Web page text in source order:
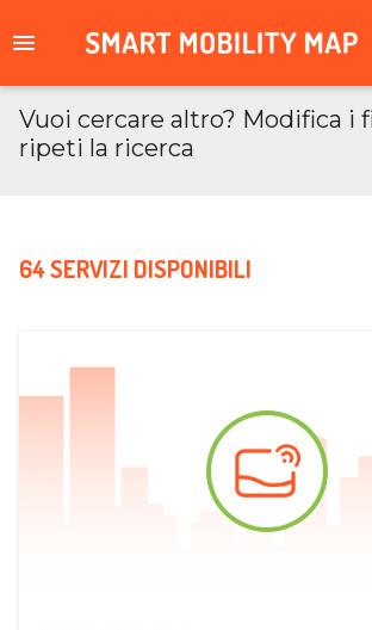
Vuoi cercare altro? Modifica i
ripeti la ricerca
64 SERVIZI DISPONIBILI